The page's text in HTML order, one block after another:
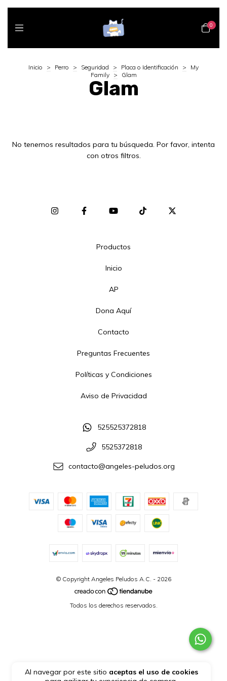
0
Al navegar por este sitio aceptas el uso de cookies
Inicio > Perro > Seguridad > Placa o Identificación >
My
Family
> Glam
Glam
No tenemos resultados para tu búsqueda. Por favor, intenta
con otros filtros.
Productos
Inicio
AP
Dona Aquí
Contacto
Preguntas Frecuentes
Políticas y Condiciones
Aviso de Privacidad
525525372818
5525372818
contacto@angeles-peludos.org
© Copyright Angeles Peludos A.C. - 2026
Todos los derechos reservados.